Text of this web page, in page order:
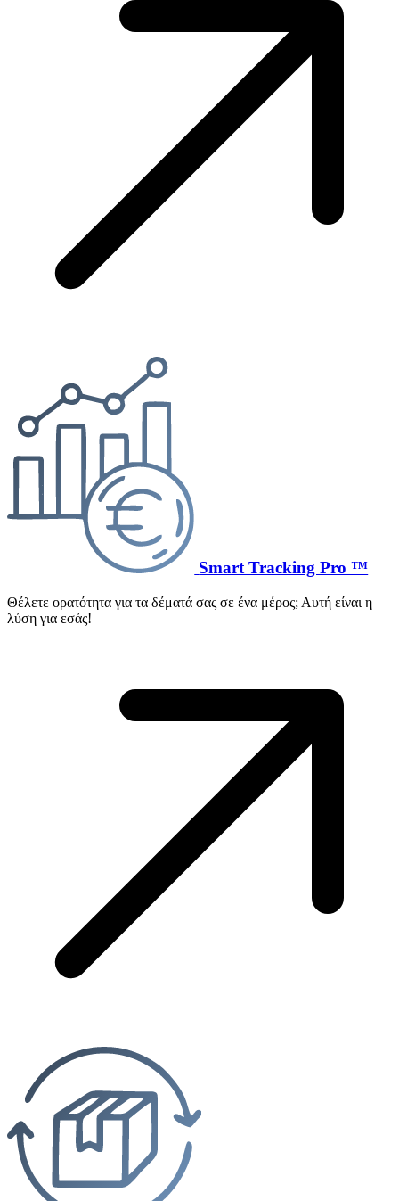
Smart Tracking Pro ™
Θέλετε ορατότητα για τα δέματά σας σε ένα μέρος; Αυτή είναι η
λύση για εσάς!